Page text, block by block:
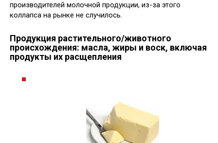
производителей молочной продукции, из-за этого
коллапса на рынке не случилось.
Продукция растительного/животного
происхождения: масла, жиры и воск, включая
продукты их расщепления